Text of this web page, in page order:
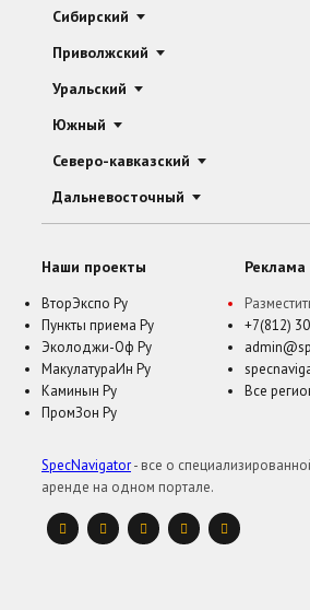
Сибирский
Приволжский
Уральский
Южный
Северо-кавказский
Дальневосточный
Наши проекты
ВторЭкспо Ру
Пункты приема Ру
Эколоджи-Оф Ру
МакулатураИн Ру
Каминын Ру
ПромЗон Ру
Реклама
+7(812)
Все
SpecNavigator- все о
аренде на одном портале.